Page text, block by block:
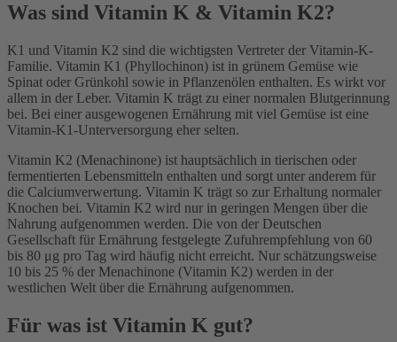
Was sind Vitamin K & Vitamin K2?
K1 und Vitamin K2 sind die wichtigsten Vertreter der Vitamin-K-
Familie. Vitamin K1 (Phyllochinon) ist in grünem Gemüse wie
Spinat oder Grünkohl sowie in Pflanzenölen enthalten. Es wirkt vor
allem in der Leber. Vitamin K trägt zu einer normalen Blutgerinnung
bei. Bei einer ausgewogenen Ernährung mit viel Gemüse ist eine
Vitamin-K1-Unterversorgung eher selten.
Vitamin K2 (Menachinone) ist hauptsächlich in tierischen oder
fermentierten Lebensmitteln enthalten und sorgt unter anderem für
die Calciumverwertung. Vitamin K trägt so zur Erhaltung normaler
Knochen bei. Vitamin K2 wird nur in geringen Mengen über die
Nahrung aufgenommen werden. Die von der Deutschen
Gesellschaft für Ernährung festgelegte Zufuhrempfehlung von 60
bis 80 μg pro Tag wird häufig nicht erreicht. Nur schätzungsweise
10 bis 25 % der Menachinone (Vitamin K2) werden in der
westlichen Welt über die Ernährung aufgenommen.
Für was ist Vitamin K gut?